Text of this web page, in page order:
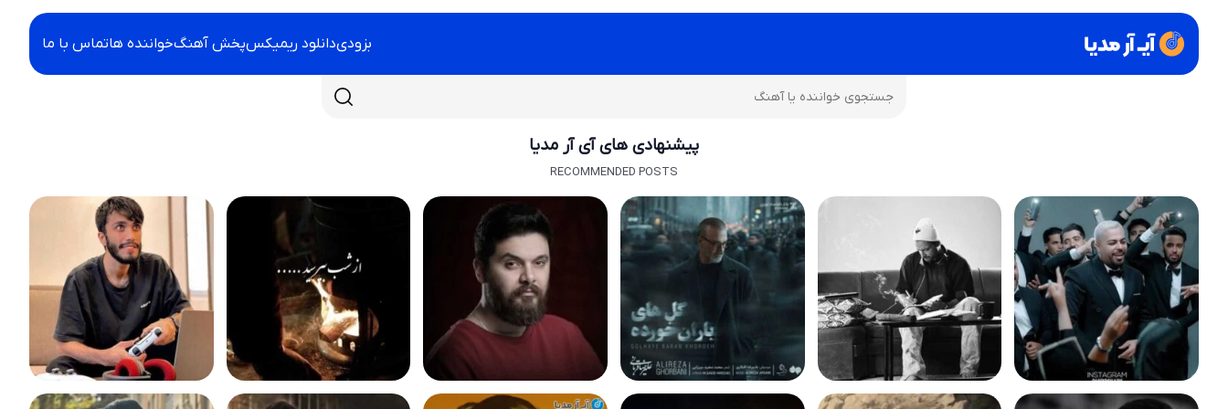
بزودیدانلود ریمیکسپخش آهنگخواننده هاتماس با ما
پیشنهادی های آی آر مدیا
RECOMMENDED POSTS